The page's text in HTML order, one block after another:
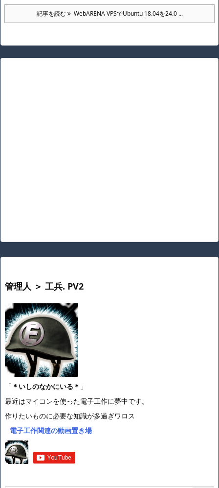
記事を読む WebARENA VPSでUbuntu 18.04を24.0 ...
管理人 ＞ 工兵. PV2
「 ＊いしのなかにいる＊ 」
最近はマイコンを使った電子工作に夢中です。
作りたいものに必要な知識が多過ぎワロス
電子工作関連の動画置き場